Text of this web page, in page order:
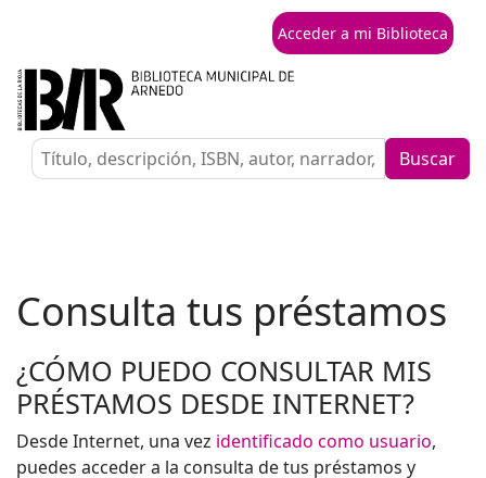
Acceder a mi Biblioteca
Buscar
Consulta tus préstamos
¿CÓMO PUEDO CONSULTAR MIS
PRÉSTAMOS DESDE INTERNET?
Desde Internet, una vez identificado como usuario,
puedes acceder a la consulta de tus préstamos y